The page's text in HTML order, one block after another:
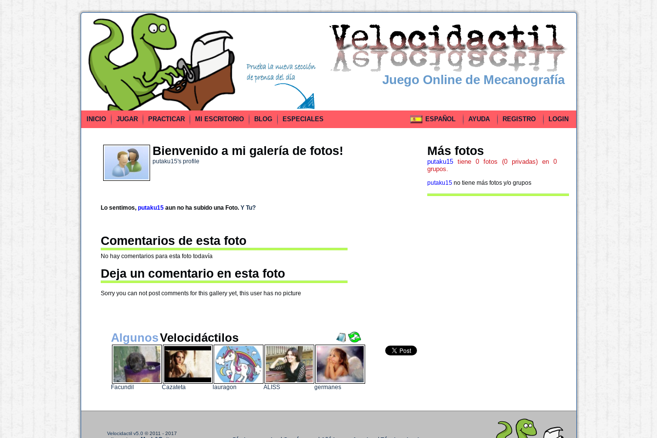
Juego Online de Mecanografía
INICIO JUGAR PRACTICAR MI ESCRITORIO BLOG ESPECIALES ESPAÑOL AYUDA REGISTRO LOGIN
Bienvenido a mi galería de fotos!
putaku15's profile
Lo sentimos, putaku15aun no ha subido una Foto. Y Tu?
Comentarios de esta foto
No hay comentarios para esta foto todavía
Deja un comentario en esta foto
Sorry you can not post comments for this gallery yet, this user has no picture
Más fotos
putaku15tiene 0 fotos (0 privadas) en 0
grupos.
putaku15no tiene más fotos y/o grupos
AlgunosVelocidáctilos
Facundil Cazateta lauragon ALISS germanes
Velocidactil v5.0 © 2011 - 2017